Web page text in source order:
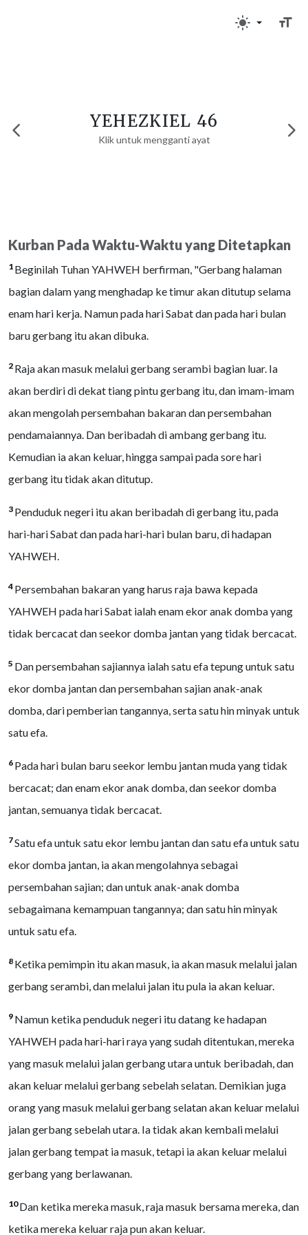
YEHEZKIEL 46
Klik untuk mengganti ayat
Kurban Pada Waktu-Waktu yang Ditetapkan
1 Beginilah Tuhan YAHWEH berfirman, "Gerbang halaman
bagian dalam yang menghadap ke timur akan ditutup selama
enam hari kerja. Namun pada hari Sabat dan pada hari bulan
baru gerbang itu akan dibuka.
2 Raja akan masuk melalui gerbang serambi bagian luar. Ia
akan berdiri di dekat tiang pintu gerbang itu, dan imam-imam
akan mengolah persembahan bakaran dan persembahan
pendamaiannya. Dan beribadah di ambang gerbang itu.
Kemudian ia akan keluar, hingga sampai pada sore hari
gerbang itu tidak akan ditutup.
3 Penduduk negeri itu akan beribadah di gerbang itu, pada
hari-hari Sabat dan pada hari-hari bulan baru, di hadapan
YAHWEH.
4 Persembahan bakaran yang harus raja bawa kepada
YAHWEH pada hari Sabat ialah enam ekor anak domba yang
tidak bercacat dan seekor domba jantan yang tidak bercacat.
5 Dan persembahan sajiannya ialah satu efa tepung untuk satu
ekor domba jantan dan persembahan sajian anak-anak
domba, dari pemberian tangannya, serta satu hin minyak untuk
satu efa.
6 Pada hari bulan baru seekor lembu jantan muda yang tidak
bercacat; dan enam ekor anak domba, dan seekor domba
jantan, semuanya tidak bercacat.
7Satu efa untuk satu ekor lembu jantan dan satu efa untuk satu
ekor domba jantan, ia akan mengolahnya sebagai
persembahan sajian; dan untuk anak-anak domba
sebagaimana kemampuan tangannya; dan satu hin minyak
untuk satu efa.
8 Ketika pemimpin itu akan masuk, ia akan masuk melalui jalan
gerbang serambi, dan melalui jalan itu pula ia akan keluar.
9 Namun ketika penduduk negeri itu datang ke hadapan
YAHWEH pada hari-hari raya yang sudah ditentukan, mereka
yang masuk melalui jalan gerbang utara untuk beribadah, dan
akan keluar melalui gerbang sebelah selatan. Demikian juga
orang yang masuk melalui gerbang selatan akan keluar melalui
jalan gerbang sebelah utara. Ia tidak akan kembali melalui
jalan gerbang tempat ia masuk, tetapi ia akan keluar melalui
gerbang yang berlawanan.
10Dan ketika mereka masuk, raja masuk bersama mereka, dan
ketika mereka keluar raja pun akan keluar.